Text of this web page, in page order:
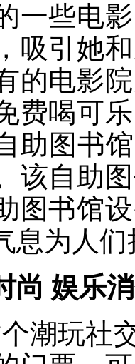
一些电
吸引她
的电影
费喝可
助图书
该自助
图书馆
息为人
娱乐消
玩社交